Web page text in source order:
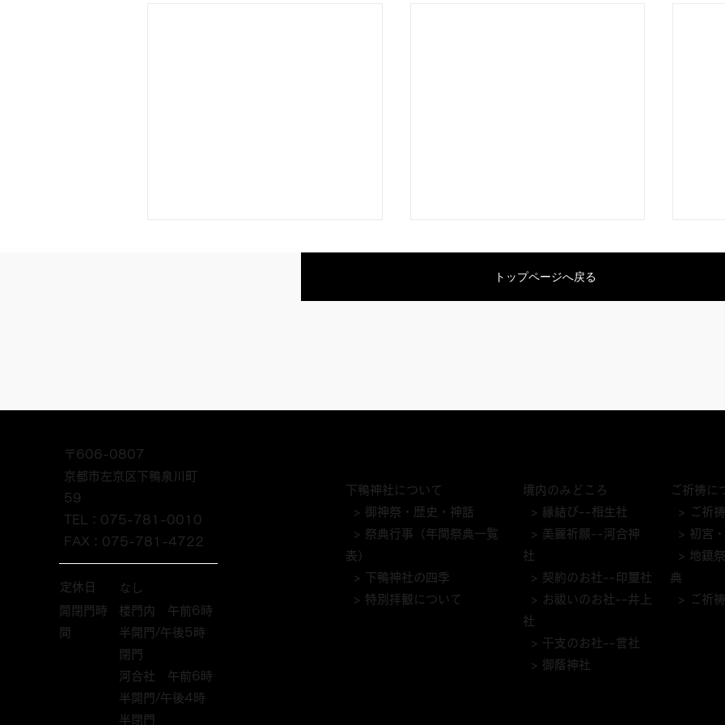
トップページへ戻る
ビー in 京都洛北・静原 開
下鴨神社について
> 御神祭・歴史・神話
> 祭典行事（年間祭典一覧
表）
> 下鴨神社の四季
> 特別拝観について
境内のみどころ
> 縁結び--相生社
> 美麗祈願--河合神
社
> 契約のお社--印璽社
> お祓いのお社--井上
社
> 干支のお社--言社
> 御蔭神社
ご祈祷
> ご祈
> 初宮
> 地鎮
典
> ご祈
〒606-0807
京都市左京区下鴨泉川町
59
TEL：075-781-0010
FAX：075-781-4722
定休日
なし
開閉門時
間
楼門内 午前6時
半開門/午後5時
閉門
河合社 午前6時
半開門/午後4時
半閉門